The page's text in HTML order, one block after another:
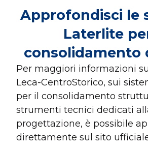
Approfondisci le
Laterlite
consolidamento
Per maggiori informazioni
Leca-CentroStorico, sui
per il consolidamento
strumenti tecnici dedicati
progettazione, è possibile
direttamente sul sito